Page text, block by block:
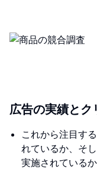
広告の実績とク
これから注目す
れているか、そ
実施されているか